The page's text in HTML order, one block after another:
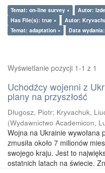
Temat: on-line survey ×
Autor:
Has File(s): true ×
Autor:
Temat: adaptation ×
Data
Wyświetlanie pozycji 1-1 z 1
Uchodźcy wojenni z
plany na przyszłość
Długosz, Piotr; Kryvachuk,
(Wydawnictwo Academicon,
Wojna na Ukrainie
zmusiła około 7 milionów
swojego kraju. Jest to
ostatnich latach na świecie.